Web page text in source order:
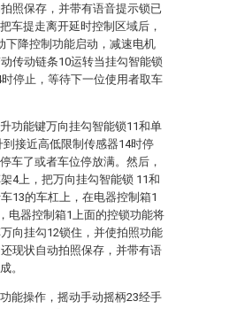
照保存，并带有语音提示锁已
车提走离开延时控制区域后，
下降控制功能启动，减速电机
传动链条10运转当挂勾智能锁
停止，等待下一位使用者取车
功能键万向挂勾智能锁11和单
接近高低限制传感器14时停
车了或者车位停放满。然后，
4上，把万向挂勾智能锁 11和
13的车杠上，在电器控制箱1
电器控制箱1上面的控锁功能将
向挂勾12锁住，并使拍照功能
现状自动拍照保存，并带有语
。
能操作，摇动手动摇柄23经手